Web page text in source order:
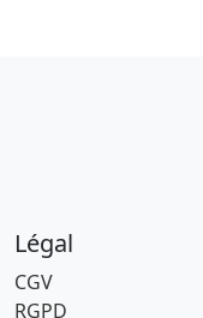
Légal
CGV
RGPD